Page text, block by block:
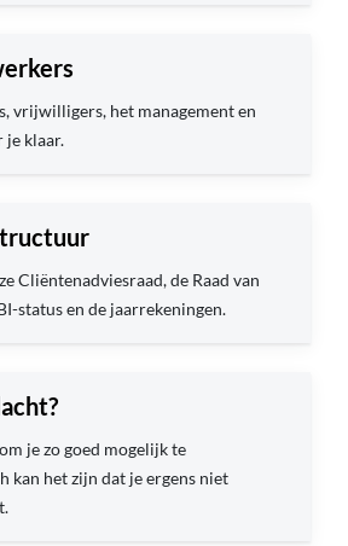
vrijwilligers, het management en
je klaar.
Cliëntenadviesraad, de Raad van
status en de jaarrekeningen.
je zo goed mogelijk te
kan het zijn dat je ergens niet